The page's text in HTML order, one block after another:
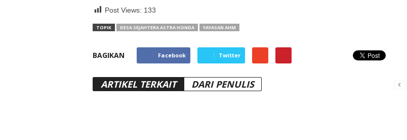
Post Views: 133
TOPIK DESA SEJAHTERA ASTRA HONDA YAYASAN AHM
BAGIKAN Facebook Twitter
ARTIKEL TERKAIT DARI PENULIS